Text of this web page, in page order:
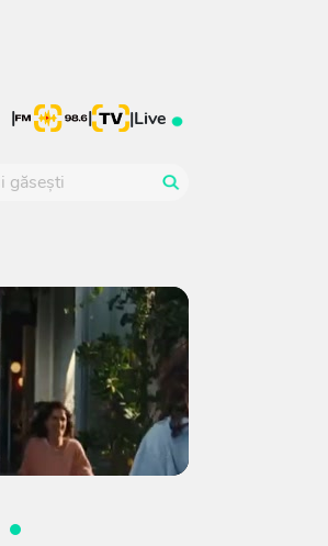
| | |Live